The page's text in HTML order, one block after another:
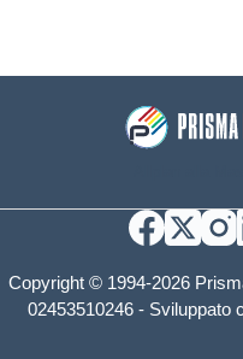
Copyright © 1994-2026
02453510246 - Sviluppato